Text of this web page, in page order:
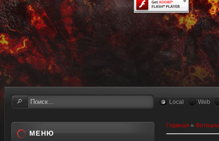
Local Web
Главная »
МЕНЮ